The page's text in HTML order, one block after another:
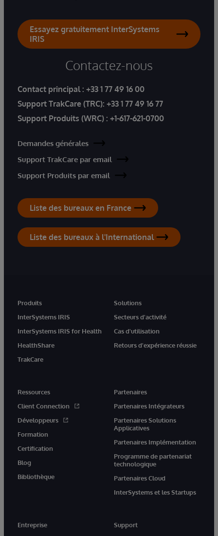
Essayez gratuitement InterSystems
IRIS
Contactez-nous
Contact principal : +33 1 77 49 16 00
Support TrakCare (TRC): +33 1 77 49 16 77
Support Produits (WRC) : +1-617-621-0700
Demandes générales
Support TrakCare par email
Support Produits par email
Liste des bureaux en France
Liste des bureaux à l'International
Produits
InterSystems IRIS
InterSystems IRIS for Health
HealthShare
TrakCare
Solutions
Secteurs d'activité
Cas d'utilisation
Retours d'expérience réussie
Ressources
Client Connection
Développeurs
Formation
Certification
Blog
Bibliothèque
Partenaires
Partenaires Intégrateurs
Partenaires Solutions
Applicatives
Partenaires Implémentation
Programme de partenariat
technologique
Partenaires Cloud
InterSystems et les Startups
Entreprise
Support